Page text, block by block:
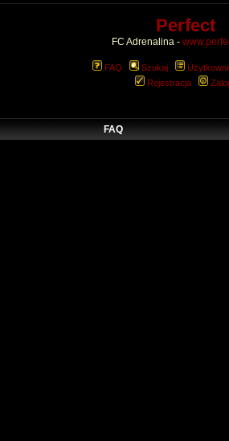
Perfect
FC Adrenalina -
FAQ Szukaj
Rejestracja
FAQ